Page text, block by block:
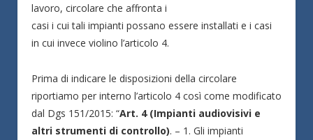
lavoro, circolare che affronta i
casi i cui tali impianti possano essere installati e i casi
in cui invece violino l’articolo 4.
Prima di indicare le disposizioni della circolare
riportiamo per interno l’articolo 4 così come modificato
dal Dgs 151/2015: “Art. 4 (Impianti audiovisivi e
altri strumenti di controllo). – 1. Gli impianti